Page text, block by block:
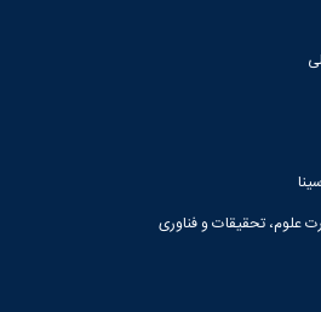
علوم، تحقیقات و فناوری